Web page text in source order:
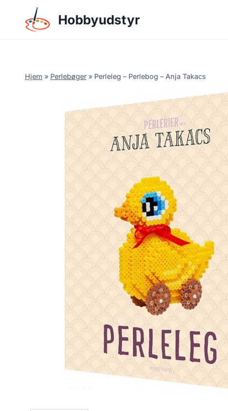
content
Hobbyudstyr
Hjem » Perlebøger » Perleleg – Perlebog – Anja Takacs